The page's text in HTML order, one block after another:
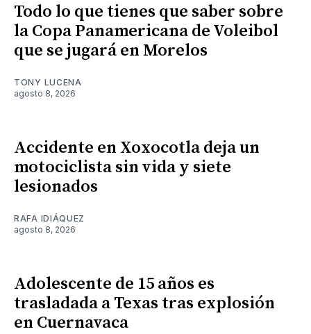
Todo lo que tienes que saber sobre
la Copa Panamericana de Voleibol
que se jugará en Morelos
TONY LUCENA
agosto 8, 2026
Accidente en Xoxocotla deja un
motociclista sin vida y siete
lesionados
RAFA IDIÁQUEZ
agosto 8, 2026
Adolescente de 15 años es
trasladada a Texas tras explosión
en Cuernavaca